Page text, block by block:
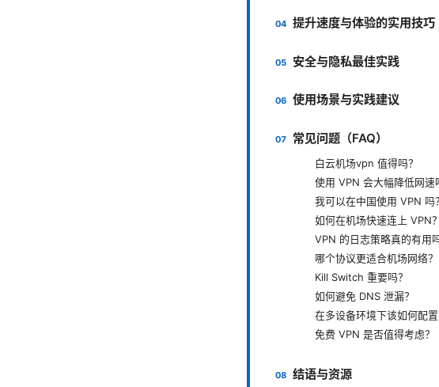
提升速度与体验的实用技巧
安全与隐私最佳实践
使用场景与实践建议
常见问题（FAQ）
白云机场vpn 值得吗？
使用 VPN 会大幅降低网速
我可以在中国使用 VPN 吗？
如何在机场快速连上 VPN？
VPN 的日志策略真的有用吗
哪个协议更适合机场网络？
Kill Switch 重要吗？
如何避免 DNS 泄漏？
在多设备环境下该如何配置
免费 VPN 是否值得考虑？
结语与资源